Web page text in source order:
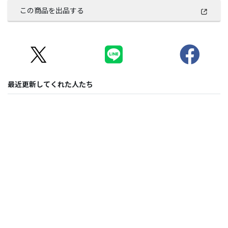
この商品を出品する
最近更新してくれた人たち